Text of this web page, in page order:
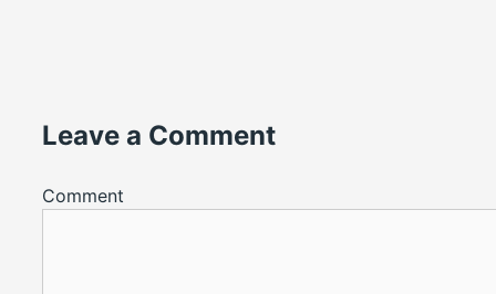
Leave a Comment
Comment